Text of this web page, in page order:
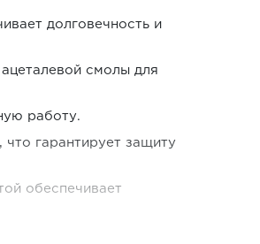
долговечность и
смолы для
работу.
гарантирует защиту
обеспечивает